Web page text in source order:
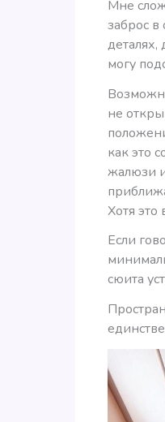
Мне
заброс
могу
не
как это
жалюзи
Хотя
Если
сюита